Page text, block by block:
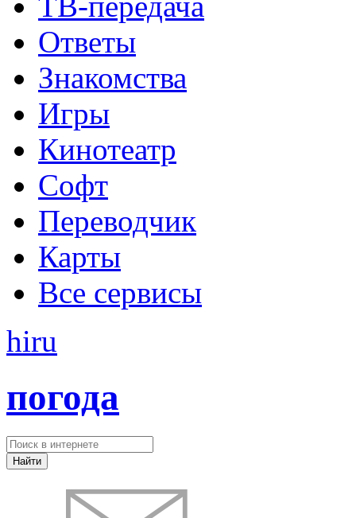
Ответы
Знакомства
Игры
Кинотеатр
Софт
Переводчик
Карты
Все сервисы
hiru
погода
Найти